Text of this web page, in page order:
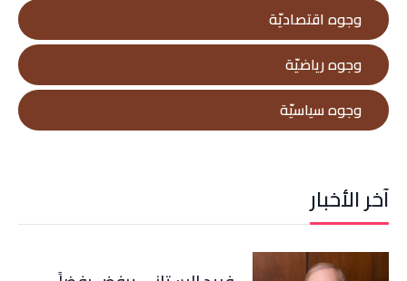
وجوه اقتصاديّة
وجوه رياضيّة
وجوه سياسيّة
آخر الأخبار